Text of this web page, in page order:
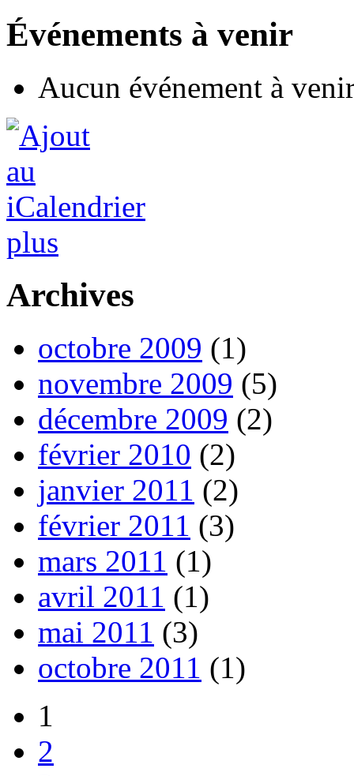
Événements à venir
Aucun événement à
plus
Archives
octobre 2009 (1)
novembre 2009 (5)
décembre 2009 (2)
février 2010 (2)
janvier 2011 (2)
février 2011 (3)
mars 2011 (1)
avril 2011 (1)
mai 2011 (3)
octobre 2011 (1)
1
2